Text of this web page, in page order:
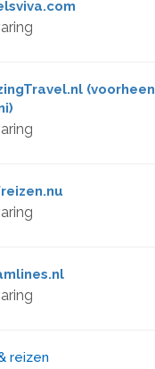
(voorheen
reizen